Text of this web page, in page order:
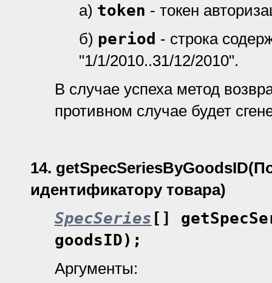
а) token - токен
б) period - строка
"1/1/2010..31/12/2010".
В случае успеха метод
противном случае будет
14. getSpecSeriesByGoodsID
идентификатору товара)
SpecSeries []
goodsID);
Аргументы: